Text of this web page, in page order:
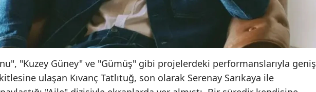
"Kuzey Güney" ve "Gümüş" gibi projelerdeki performanslarıyla geniş
ulaşan Kıvanç Tatlıtuğ, son olarak Serenay Sarıkaya ile